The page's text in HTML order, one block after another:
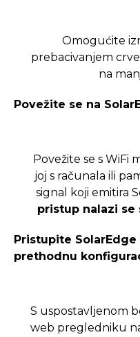
Omogućite
prebacivanjem
na
Povežite se na
Povežite se s WiFi
joj s računala ili
signal koji emitira
pristup nalazi se
Pristupite
prethodnu
S uspostavljenom
web pregledniku